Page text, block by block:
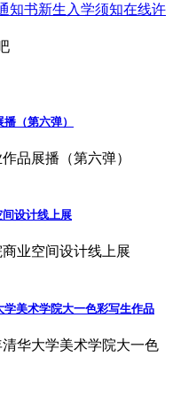
知书新生入学须知在线许
（第六弹）
品展播（第六弹）
设计线上展
业空间设计线上展
学美术学院大一色彩写生作品
清华大学美术学院大一色